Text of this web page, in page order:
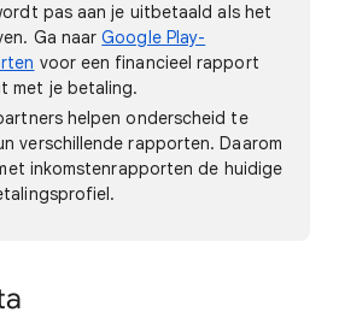
pas aan je uitbetaald als het
Ga naarGoogle Play-
voor een financieel rapport
met je betaling.
helpen onderscheid te
verschillende rapporten. Daarom
inkomstenrapporten de huidige